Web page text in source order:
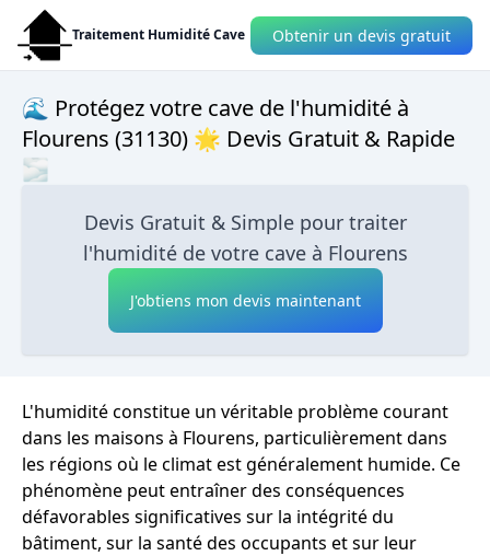
Traitement Humidité Cave Obtenir un devis gratuit
🌊 Protégez votre cave de l'humidité à
Flourens (31130) 🌟 Devis Gratuit & Rapide
🌫
Devis Gratuit & Simple pour traiter
l'humidité de votre cave à Flourens
J'obtiens mon devis maintenant
L'humidité constitue un véritable problème courant
dans les maisons à Flourens, particulièrement dans
les régions où le climat est généralement humide. Ce
phénomène peut entraîner des conséquences
défavorables significatives sur la intégrité du
bâtiment, sur la santé des occupants et sur leur